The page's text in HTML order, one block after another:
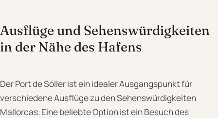
Ausflüge und Sehenswürdigkeiten
in der Nähe des Hafens
Der Port de Sóller ist ein idealer Ausgangspunkt für
verschiedene Ausflüge zu den Sehenswürdigkeiten
Mallorcas. Eine beliebte Option ist ein Besuch des